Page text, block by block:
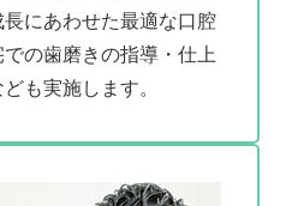
にあわせた最適な口腔
の歯磨きの指導・仕上
も実施します。